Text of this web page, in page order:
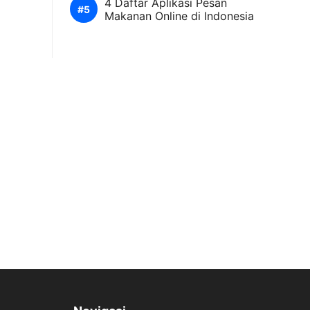
4 Daftar Aplikasi Pesan
Makanan Online di Indonesia